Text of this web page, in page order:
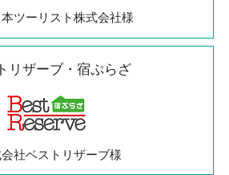
ツーリスト株式会社様
リザーブ・宿ぷらざ
社ベストリザーブ様